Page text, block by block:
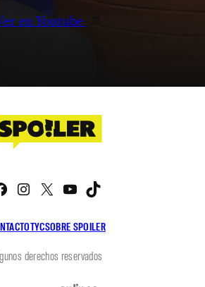
en Youtube
TYCSOBRE SPOILER
Facebook
Instagram
X YouTube
derechos reservados